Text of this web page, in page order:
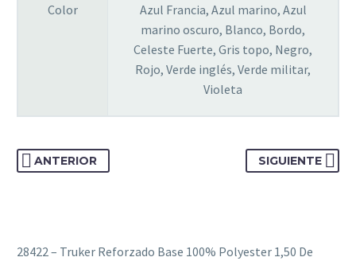
Color
Azul Francia, Azul marino, Azul
marino oscuro, Blanco, Bordo,
Celeste Fuerte, Gris topo, Negro,
Rojo, Verde inglés, Verde militar,
Violeta
ANTERIOR SIGUIENTE
28422 – Truker Reforzado Base 100% Polyester 1,50 De